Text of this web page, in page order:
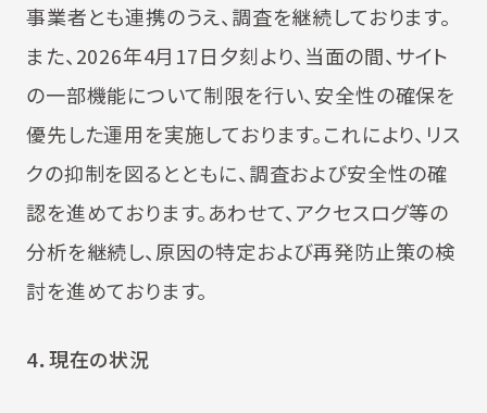
事業者とも連携のうえ、調査を継続しております。
また、2026年4月17日夕刻より、当面の間、サイト
の一部機能について制限を行い、安全性の確保を
優先した運用を実施しております。これにより、リス
クの抑制を図るとともに、調査および安全性の確
認を進めております。あわせて、アクセスログ等の
分析を継続し、原因の特定および再発防止策の検
討を進めております。
4．現在の状況